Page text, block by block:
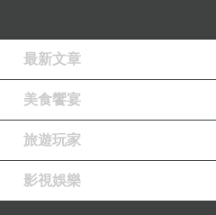
好找，你动点想法
做点特别的，不要痛啦！
最新文章
美食饗宴
旅遊玩家
影視娛樂